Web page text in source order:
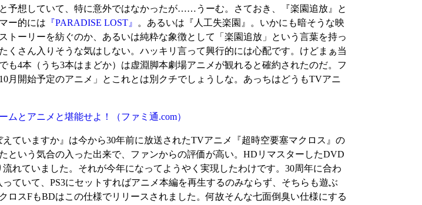
予想していて、特に意外ではなかったが……うーむ。さておき、『楽園追放』と
ー的には 『PARADISE LOST』
。あるいは『人工失楽園』。いかにも暗そうな映
ーリーを紡ぐのか、あるいは純粋な象徴として「楽園追放」という言葉を持っ
さん入りそうな気はしない。ハッキリ言って興行的には心配です。けどまぁ当
4本（うち3本はまどか）は虚淵脚本劇場アニメが観れると確約されたのだ。フ
月開始予定のアニメ」とこれとは別クチでしょうしな。あっちはどうもTVアニ
ムとアニメと堪能せよ！ （ファミ通.com）
ていますか』は今から30年前に放送されたTVアニメ『超時空要塞マクロス』の
という気合の入った出来で、ファンからの評価が高い。HDリマスターしたDVD
れていました。それが今年になってようやく実現したわけです。30周年に合わ
ていて、PS3にセットすればアニメ本編を再生するのみならず、そちらも遊ぶ
スFもBDはこの仕様でリリースされました。何故そんな七面倒臭い仕様にする